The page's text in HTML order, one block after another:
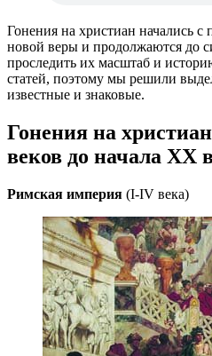
Гонения на христиан начались
новой веры и продолжаются до
проследить их масштаб и
статей, поэтому мы решили
известные и знаковые.
Гонения на
веков до начала XX
Римская империя (I-IV века)